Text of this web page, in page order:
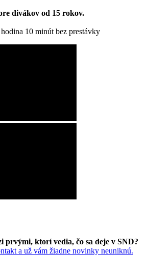
divákov od 15 rokov.
hodina 10 minút bez prestávky
prvými, ktorí vedia, čo sa deje v SND?
a už vám žiadne novinky neuniknú.